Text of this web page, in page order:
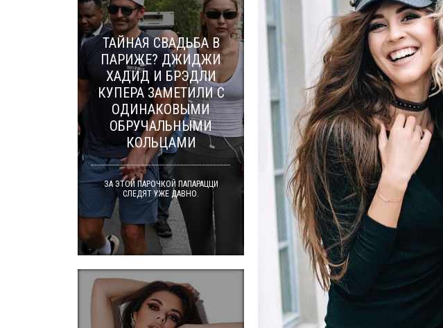
ТАЙНАЯ СВАДЬБА В
ПАРИЖЕ? ДЖИДЖИ
ХАДИД И БРЭДЛИ
КУПЕРА ЗАМЕТИЛИ С
ОДИНАКОВЫМИ
ОБРУЧАЛЬНЫМИ
КОЛЬЦАМИ
ЗА ЭТОЙ ПАРОЧКОЙ ПАПАРАЦЦИ
СЛЕДЯТ УЖЕ ДАВНО.